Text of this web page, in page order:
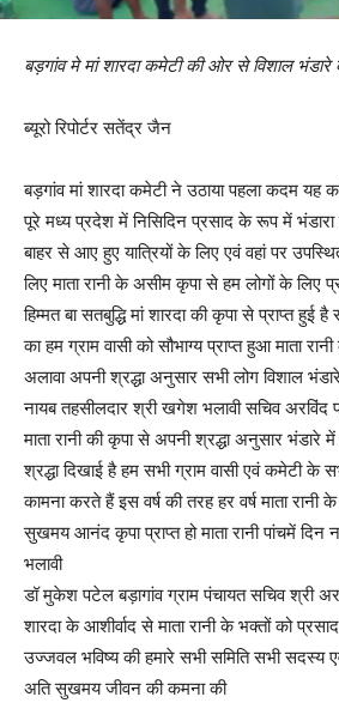
बड़गांव मे मां शारदा कमेटी की ओर से विशाल
ब्यूरो रिपोर्टर सतेंद्र जैन
बड़गांव मां शारदा कमेटी ने उठाया पहला कदम यह
पूरे मध्य प्रदेश में निसिदिन प्रसाद के रूप में
बाहर से आए हुए यात्रियों के लिए एवं वहां पर
लिए माता रानी के असीम कृपा से हम लोगों के लिए
हिम्मत बा सतबुद्धि मां शारदा की कृपा से प्राप्त
का हम ग्राम वासी को सौभाग्य प्राप्त हुआ माता
अलावा अपनी श्रद्धा अनुसार सभी लोग विशाल
नायब तहसीलदार श्री खगेश भलावी सचिव
माता रानी की कृपा से अपनी श्रद्धा अनुसार भंडारे
श्रद्धा दिखाई है हम सभी ग्राम वासी एवं कमेटी के
कामना करते हैं इस वर्ष की तरह हर वर्ष माता
सुखमय आनंद कृपा प्राप्त हो माता रानी पांचमें
भलावी
डॉ मुकेश पटेल बड़ागांव ग्राम पंचायत सचिव श्री
शारदा के आशीर्वाद से माता रानी के भक्तों को
उज्जवल भविष्य की हमारे सभी समिति सभी सदस्य
अति सुखमय जीवन की कमना की